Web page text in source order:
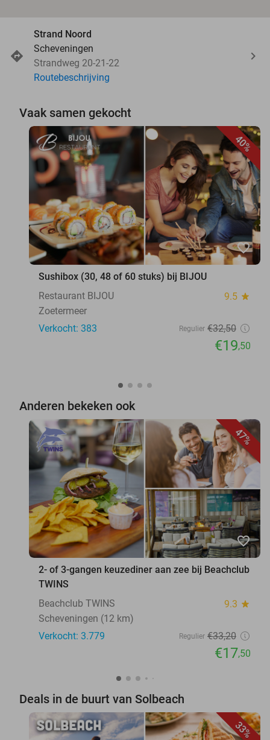
Strand Noord
Scheveningen
Strandweg 20-21-22
Routebeschrijving
Vaak samen gekocht
40%
favorite_border
Sushibox (30, 48 of 60 stuks) bij BIJOU
Restaurant BIJOU
9.5 star
Zoetermeer
Verkocht: 383
Regulier €32,50
€19,50
Anderen bekeken ook
47%
favorite_border
2- of 3-gangen keuzediner aan zee bij Beachclub
TWINS
Beachclub TWINS
9.3 star
Scheveningen (12 km)
Verkocht: 3.779
Regulier €33,20
€17,50
Deals in de buurt van Solbeach
33%